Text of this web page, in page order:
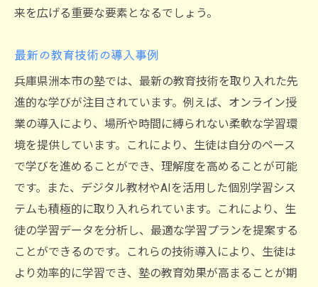
来を広げる重要な要素となるでしょう。
最新の教育技術の導入事例
兵庫県洲本市の塾では、最新の教育技術を取り入れた先
進的な学びが注目されています。例えば、オンライン授
業の導入により、場所や時間に縛られない柔軟な学習環
境を提供しています。これにより、生徒は自分のペース
で学びを進めることができ、理解度を高めることが可能
です。また、デジタル教材やAIを活用した個別学習シス
テムも積極的に取り入れられています。これにより、生
徒の学習データを分析し、最適な学習プランを提案する
ことができるのです。これらの技術導入により、生徒は
より効率的に学習でき、塾の教育効果が高まることが期